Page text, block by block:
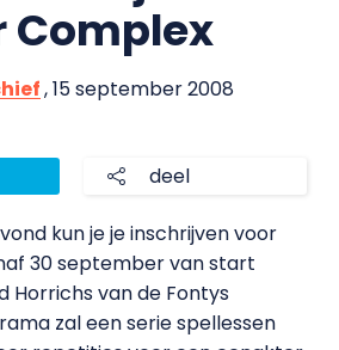
Complex
, 15 september 2008
deel
kun je je inschrijven voor
30 september van start
Horrichs van de Fontys
zal een serie spellessen